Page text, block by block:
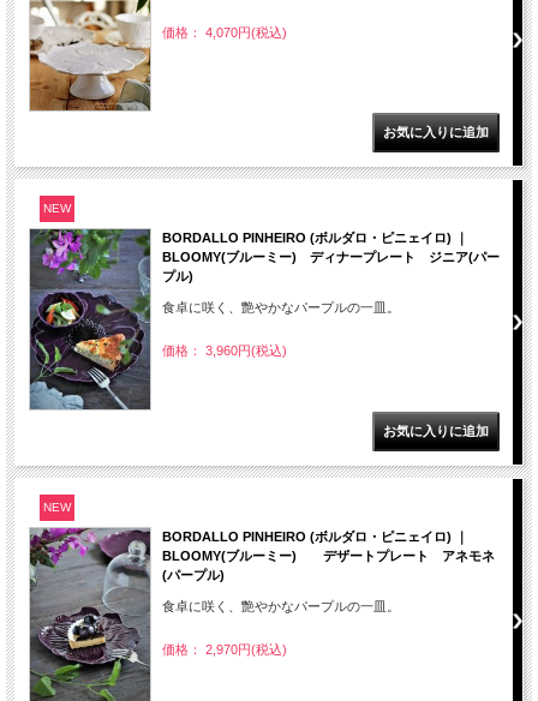
価格： 4,070円(税込)
NEW
BORDALLO PINHEIRO (ボルダロ・ピニェイロ) ｜
BLOOMY(ブルーミー) ディナープレート ジニア(パー
プル)
食卓に咲く、艶やかなパープルの一皿。
価格： 3,960円(税込)
NEW
BORDALLO PINHEIRO (ボルダロ・ピニェイロ) ｜
BLOOMY(ブルーミー) デザートプレート アネモネ
(パープル)
食卓に咲く、艶やかなパープルの一皿。
価格： 2,970円(税込)